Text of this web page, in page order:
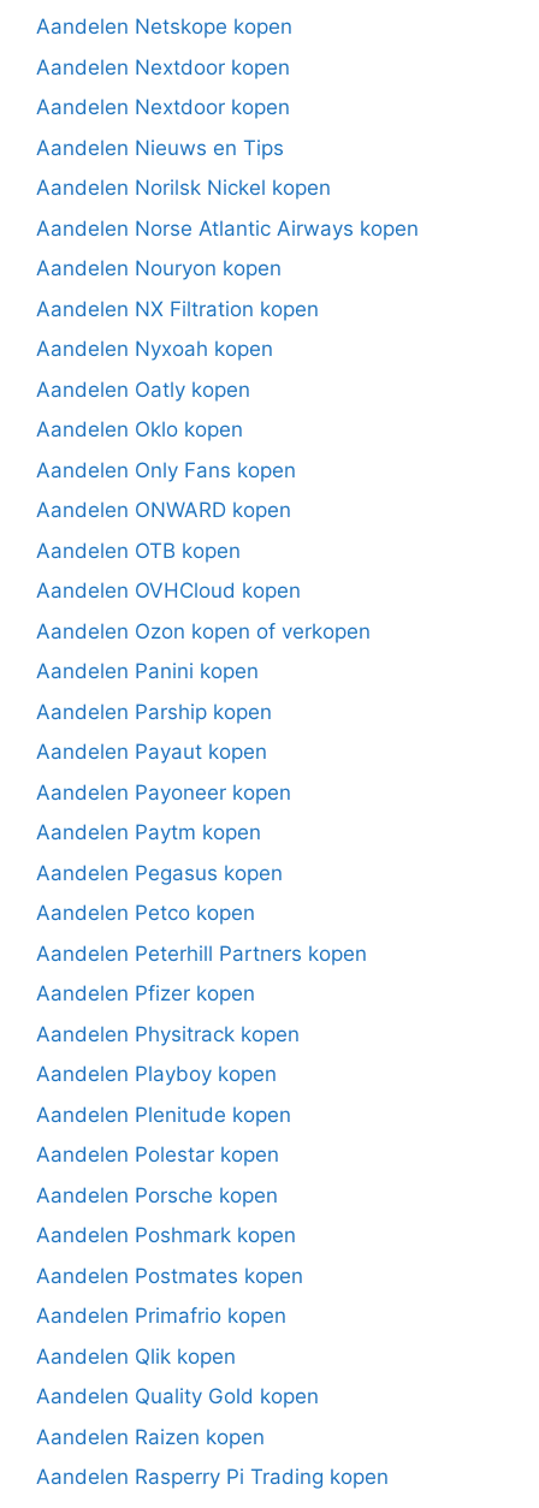
Aandelen Netskope kopen
Aandelen Nextdoor kopen
Aandelen Nextdoor kopen
Aandelen Nieuws en Tips
Aandelen Norilsk Nickel kopen
Aandelen Norse Atlantic Airways kopen
Aandelen Nouryon kopen
Aandelen NX Filtration kopen
Aandelen Nyxoah kopen
Aandelen Oatly kopen
Aandelen Oklo kopen
Aandelen Only Fans kopen
Aandelen ONWARD kopen
Aandelen OTB kopen
Aandelen OVHCloud kopen
Aandelen Ozon kopen of verkopen
Aandelen Panini kopen
Aandelen Parship kopen
Aandelen Payaut kopen
Aandelen Payoneer kopen
Aandelen Paytm kopen
Aandelen Pegasus kopen
Aandelen Petco kopen
Aandelen Peterhill Partners kopen
Aandelen Pfizer kopen
Aandelen Physitrack kopen
Aandelen Playboy kopen
Aandelen Plenitude kopen
Aandelen Polestar kopen
Aandelen Porsche kopen
Aandelen Poshmark kopen
Aandelen Postmates kopen
Aandelen Primafrio kopen
Aandelen Qlik kopen
Aandelen Quality Gold kopen
Aandelen Raizen kopen
Aandelen Rasperry Pi Trading kopen